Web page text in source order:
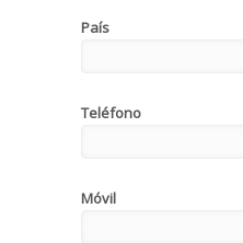
País
Teléfono
Móvil